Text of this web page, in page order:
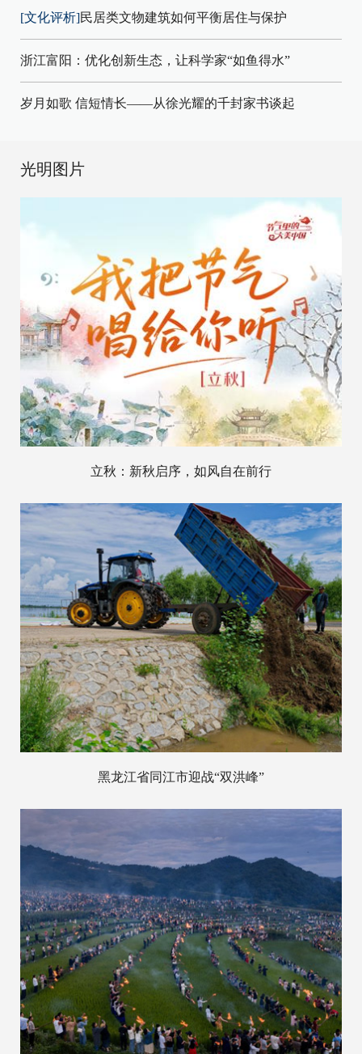
[文化评析]民居类文物建筑如何平衡居住与保护
浙江富阳：优化创新生态，让科学家“如鱼得水”
岁月如歌 信短情长——从徐光耀的千封家书谈起
光明图片
立秋：新秋启序，如风自在前行
黑龙江省同江市迎战“双洪峰”